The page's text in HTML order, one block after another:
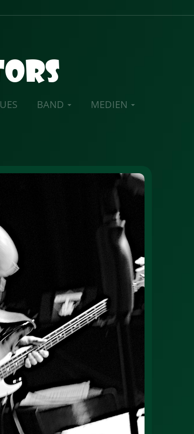
BAND MEDIEN